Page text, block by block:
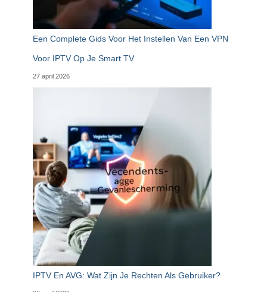
Een Complete Gids Voor Het Instellen Van Een VPN
Voor IPTV Op Je Smart TV
27 april 2026
IPTV En AVG: Wat Zijn Je Rechten Als Gebruiker?